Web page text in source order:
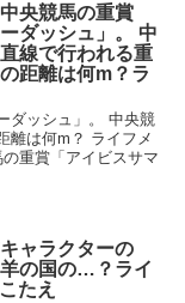
央競馬の重賞
ダッシュ」。 中
線で行われる重
距離は何m？ラ
ダッシュ」。 中央競
離は何m？ ライフメ
重賞「アイビスサマ
ャラクターの
羊の国の…？ライ
たえ